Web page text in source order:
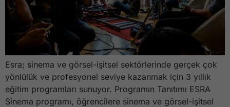
Esra; sinema ve görsel-işitsel sektörlerinde gerçek çok
yönlülük ve profesyonel seviye kazanmak için 3 yıllık
eğitim programları sunuyor. Programın Tanıtımı ESRA
Sinema programı, öğrencilere sinema ve görsel-işitsel